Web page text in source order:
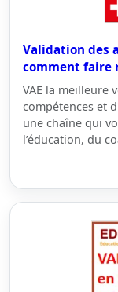
Validation des
comment faire
VAE la meilleure
compétences et
une chaîne qui
l’éducation, du